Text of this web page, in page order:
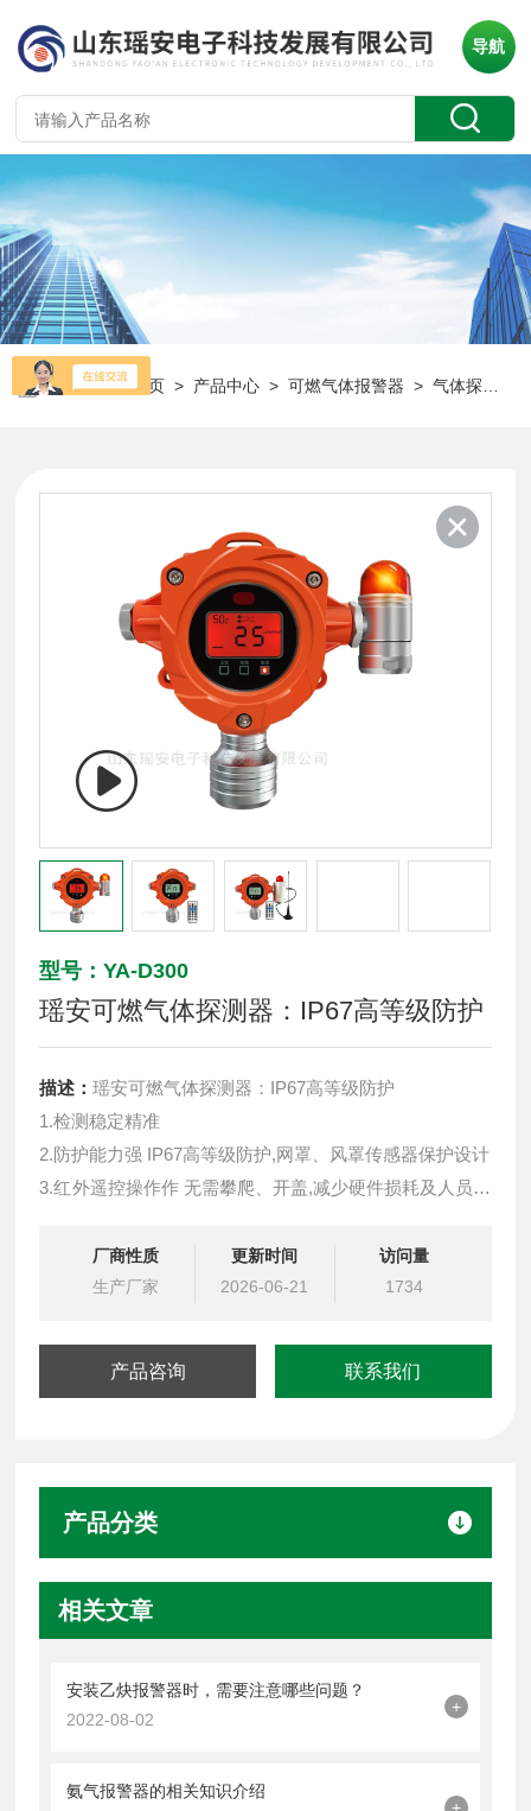
导航
当前位置：首页 > 产品中心 >可燃气体报警器 >气体探测仪
型号：YA-D300
瑶安可燃气体探测器：IP67高等级防护
描述：瑶安可燃气体探测器：IP67高等级防护
1.检测稳定精准
2.防护能力强 IP67高等级防护,网罩、风罩传感器保护设计
3.红外遥控操作作 无需攀爬、开盖,减少硬件损耗及人员伤
4.输出信号丰富多样 支持4-20mA，RS485，LoRa无线信
号，PowerBus二总线
厂商性质
生产厂家
更新时间
2026-06-21
访问量
1734
产品咨询 联系我们
产品分类
相关文章
安装乙炔报警器时，需要注意哪些问题？
2022-08-02
+
氨气报警器的相关知识介绍